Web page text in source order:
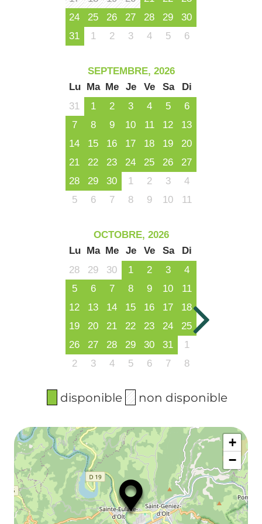
24
25 26 27 28 29
30
31
1 2 3 4 5 6
SEPTEMBRE, 2026
Lu
Ma Me Je Ve Sa
Di
31
1 2 3 4 5
6
7
8 9 10 11 12
13
14
15 16 17 18 19
20
21
22 23 24 25 26
27
28
29 30 1 2 3
4
5
6 7 8 9 10 11
OCTOBRE, 2026
Lu
Ma Me Je Ve Sa
Di
28
29 30 1 2 3
4
5
6 7 8 9 10
11
12
13 14 15 16 17
18
19
20 21 22 23 24
25
26
27 28 29 30 31
1
2
3 4 5 6 7 8
disponible non disponible
+
−